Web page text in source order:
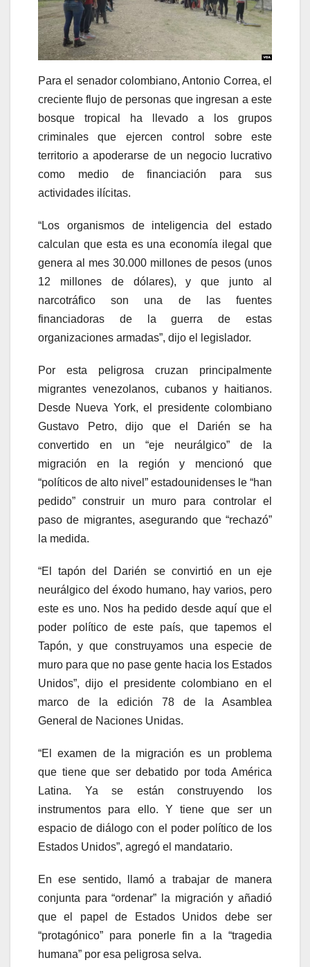
Para el senador colombiano, Antonio Correa, el
creciente flujo de personas que ingresan a este
bosque tropical ha llevado a los grupos
criminales que ejercen control sobre este
territorio a apoderarse de un negocio lucrativo
como medio de financiación para sus
actividades ilícitas.
“Los organismos de inteligencia del estado
calculan que esta es una economía ilegal que
genera al mes 30.000 millones de pesos (unos
12 millones de dólares), y que junto al
narcotráfico son una de las fuentes
financiadoras de la guerra de estas
organizaciones armadas”, dijo el legislador.
Por esta peligrosa cruzan principalmente
migrantes venezolanos, cubanos y haitianos.
Desde Nueva York, el presidente colombiano
Gustavo Petro, dijo que el Darién se ha
convertido en un “eje neurálgico” de la
migración en la región y mencionó que
“políticos de alto nivel” estadounidenses le “han
pedido” construir un muro para controlar el
paso de migrantes, asegurando que “rechazó”
la medida.
“El tapón del Darién se convirtió en un eje
neurálgico del éxodo humano, hay varios, pero
este es uno. Nos ha pedido desde aquí que el
poder político de este país, que tapemos el
Tapón, y que construyamos una especie de
muro para que no pase gente hacia los Estados
Unidos”, dijo el presidente colombiano en el
marco de la edición 78 de la Asamblea
General de Naciones Unidas.
“El examen de la migración es un problema
que tiene que ser debatido por toda América
Latina. Ya se están construyendo los
instrumentos para ello. Y tiene que ser un
espacio de diálogo con el poder político de los
Estados Unidos”, agregó el mandatario.
En ese sentido, llamó a trabajar de manera
conjunta para “ordenar” la migración y añadió
que el papel de Estados Unidos debe ser
“protagónico” para ponerle fin a la “tragedia
humana” por esa peligrosa selva.